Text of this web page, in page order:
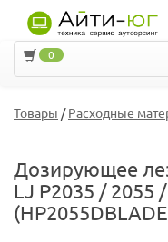
0
Товары /Расходные
Дозирующее
LJ P2035 / 2055